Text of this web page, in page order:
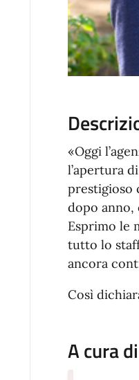
«Oggi
l’apertura
prestigioso
dopo anno,
Esprimo le
tutto lo
ancora
Così
A cura di